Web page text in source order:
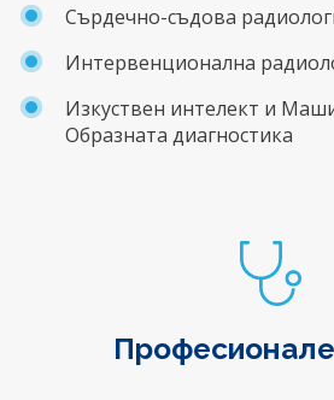
Сърдечно-съдова
Интервенционална
Изкуствен интелект и
Образната диагностика